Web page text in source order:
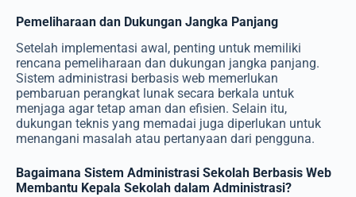
Pemeliharaan dan Dukungan Jangka Panjang
Setelah implementasi awal, penting untuk memiliki
rencana pemeliharaan dan dukungan jangka panjang.
Sistem administrasi berbasis web memerlukan
pembaruan perangkat lunak secara berkala untuk
menjaga agar tetap aman dan efisien. Selain itu,
dukungan teknis yang memadai juga diperlukan untuk
menangani masalah atau pertanyaan dari pengguna.
Bagaimana Sistem Administrasi Sekolah Berbasis Web
Membantu Kepala Sekolah dalam Administrasi?